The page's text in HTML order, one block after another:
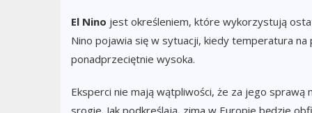
El Nino jest określeniem, które wykorzystują
Nino pojawia się w sytuacji, kiedy temperatura
ponadprzeciętnie wysoka.
Eksperci nie mają wątpliwości, że za jego